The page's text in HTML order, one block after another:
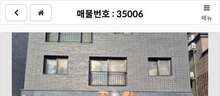
메뉴
매물번호 : 35006